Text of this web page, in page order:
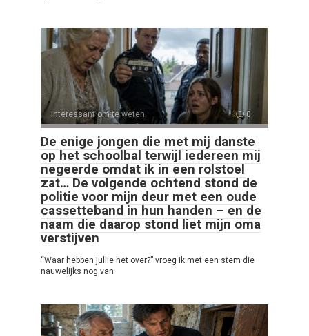
Interessant om te weten 0
De enige jongen die met mij danste
op het schoolbal terwijl iedereen mij
negeerde omdat ik in een rolstoel
zat… De volgende ochtend stond de
politie voor mijn deur met een oude
cassetteband in hun handen – en de
naam die daarop stond liet mijn oma
verstijven
“Waar hebben jullie het over?” vroeg ik met een stem die
nauwelijks nog van